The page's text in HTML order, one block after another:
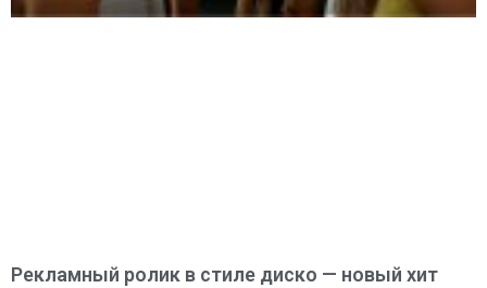
Рекламный ролик в стиле диско — новый хит